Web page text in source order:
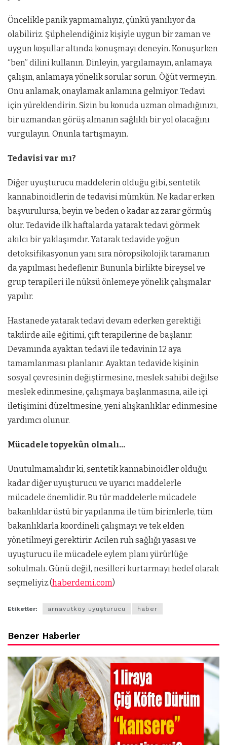
Öncelikle panik yapmamalıyız, çünkü yanılıyor da
olabiliriz. Şüphelendiğiniz kişiyle uygun bir zaman ve
uygun koşullar altında konuşmayı deneyin. Konuşurken
“ben” dilini kullanın. Dinleyin, yargılamayın, anlamaya
çalışın, anlamaya yönelik sorular sorun. Öğüt vermeyin.
Onu anlamak, onaylamak anlamına gelmiyor. Tedavi
için yüreklendirin. Sizin bu konuda uzman olmadığınızı,
bir uzmandan görüş almanın sağlıklı bir yol olacağını
vurgulayın. Onunla tartışmayın.
Tedavisi var mı?
Diğer uyuşturucu maddelerin olduğu gibi, sentetik
kannabinoidlerin de tedavisi mümkün. Ne kadar erken
başvurulursa, beyin ve beden o kadar az zarar görmüş
olur. Tedavide ilk haftalarda yatarak tedavi görmek
akılcı bir yaklaşımdır. Yatarak tedavide yoğun
detoksifikasyonun yanı sıra nöropsikolojik taramanın
da yapılması hedeflenir. Bununla birlikte bireysel ve
grup terapileri ile nüksü önlemeye yönelik çalışmalar
yapılır.
Hastanede yatarak tedavi devam ederken gerektiği
takdirde aile eğitimi, çift terapilerine de başlanır.
Devamında ayaktan tedavi ile tedavinin 12 aya
tamamlanması planlanır. Ayaktan tedavide kişinin
sosyal çevresinin değiştirmesine, meslek sahibi değilse
meslek edinmesine, çalışmaya başlanmasına, aile içi
iletişimini düzeltmesine, yeni alışkanlıklar edinmesine
yardımcı olunur.
Mücadele topyekûn olmalı…
Unutulmamalıdır ki, sentetik kannabinoidler olduğu
kadar diğer uyuşturucu ve uyarıcı maddelerle
mücadele önemlidir. Bu tür maddelerle mücadele
bakanlıklar üstü bir yapılanma ile tüm birimlerle, tüm
bakanlıklarla koordineli çalışmayı ve tek elden
yönetilmeyi gerektirir. Acilen ruh sağlığı yasası ve
uyuşturucu ile mücadele eylem planı yürürlüğe
sokulmalı. Günü değil, nesilleri kurtarmayı hedef olarak
seçmeliyiz.(haberdemi.com)
Etiketler: arnavutköy uyuşturucu haber
Benzer Haberler